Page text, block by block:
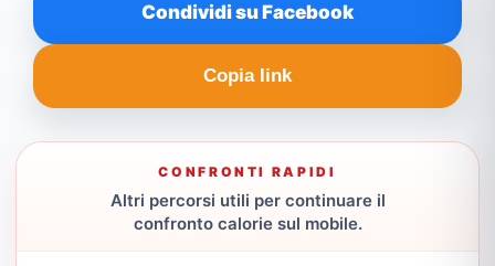
Condividi su Facebook
Copia link
CONFRONTI RAPIDI
Altri percorsi utili per continuare il
confronto calorie sul mobile.